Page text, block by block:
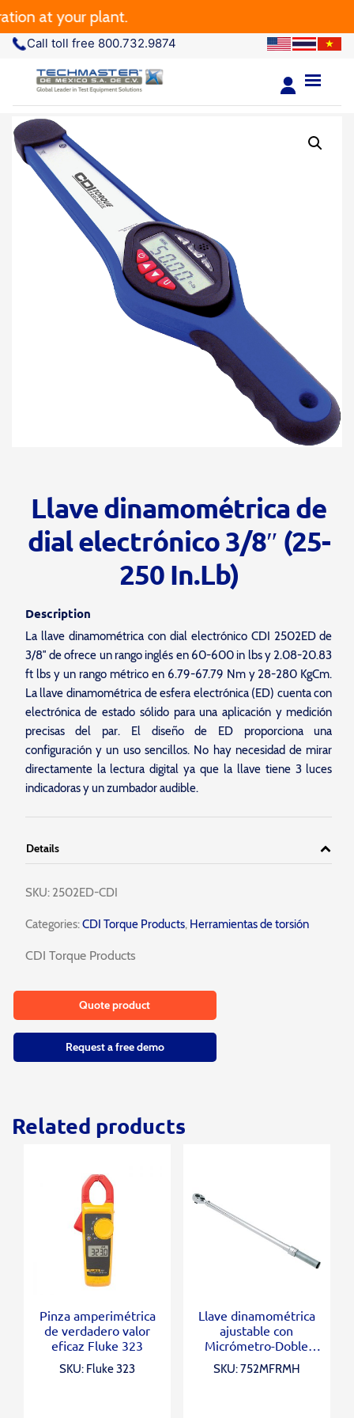
at your plant.
Call toll free 800.732.9874
Llave dinamométrica de
dial electrónico 3/8″ (25-
250 In.Lb)
Description
La llave dinamométrica con dial electrónico CDI 2502ED de
3/8″ de ofrece un rango inglés en 60-600 in lbs y 2.08-20.83
ft lbs y un rango métrico en 6.79-67.79 Nm y 28-280 KgCm.
La llave dinamométrica de esfera electrónica (ED) cuenta con
electrónica de estado sólido para una aplicación y medición
precisas del par. El diseño de ED proporciona una
configuración y un uso sencillos. No hay necesidad de mirar
directamente la lectura digital ya que la llave tiene 3 luces
indicadoras y un zumbador audible.
Details
SKU: 2502ED-CDI
Categories:CDI Torque Products, Herramientas de torsión
CDI Torque Products
Quote product
Request a free demo
Related products
Pinza amperimétrica
de verdadero valor
eficaz Fluke 323
SKU: Fluke 323
Llave dinamométrica
ajustable con
Micrómetro-Doble
SKU: 752MFRMH